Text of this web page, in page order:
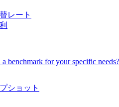
レート
benchmark for your specific needs?
ショット